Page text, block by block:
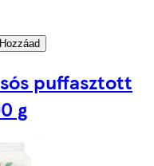
Hozzáad
puffasztott
g